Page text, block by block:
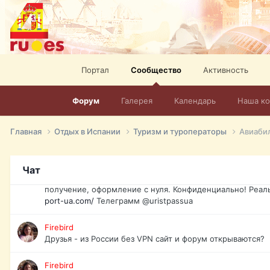
Портал Сообщество
Форум Галерея Календарь Наша
Активность
Главная Отдых в Испании Туризм и туроператоры
Чат
спорт, HD. + Огромная видеотека + 10.000 фильмов и
сайта. Наш сайт: http://mir-tv.club/television-in-spain.html
David16
Книги
David16
Подскажите пожалуйста, как удалить свой аккаунт из
Юрист юа
получение, оформление с нуля. Конфиденциально!
port-ua.com/ Телеграмм @uristpassua
Firebird
Друзья - из России без VPN сайт и форум открываются?
Firebird